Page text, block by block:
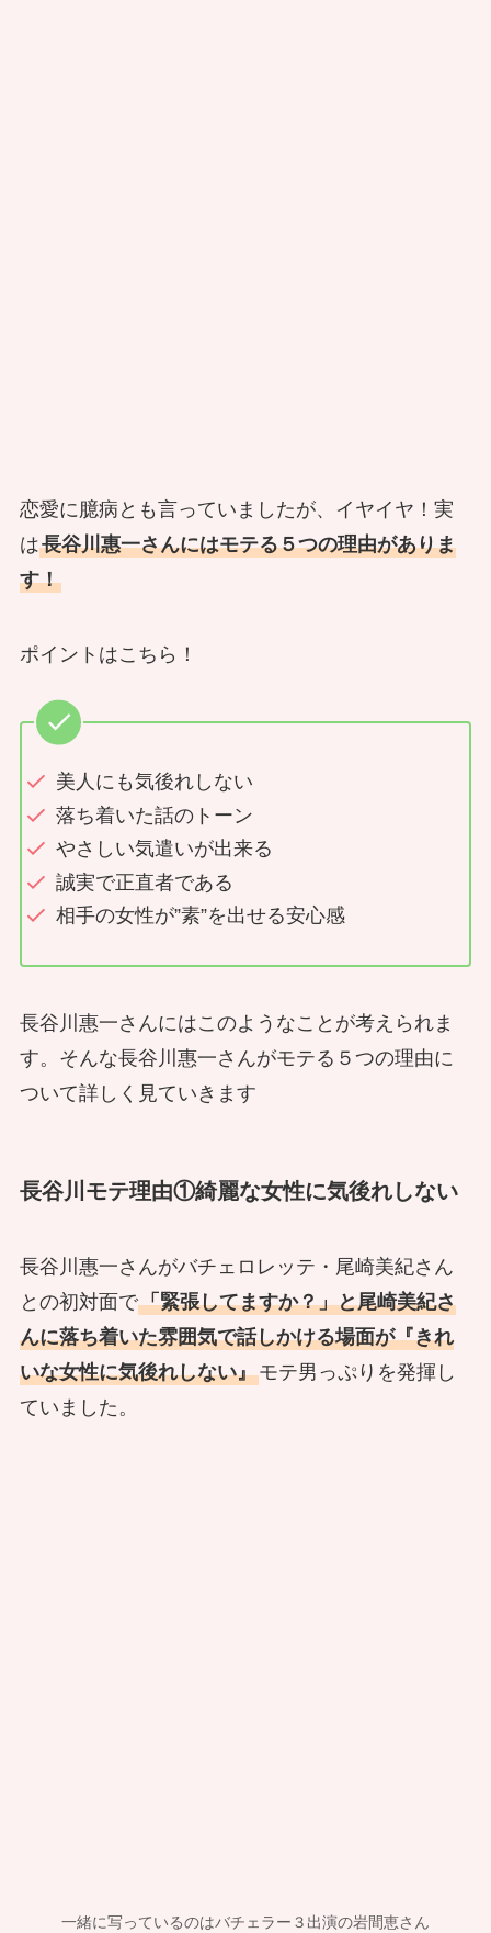
恋愛に臆病とも言っていましたが、イヤイヤ！実
は長谷川惠一さんにはモテる５つの理由がありま
す！
ポイントはこちら！
美人にも気後れしない
落ち着いた話のトーン
やさしい気遣いが出来る
誠実で正直者である
相手の女性が”素”を出せる安心感
長谷川惠一さんにはこのようなことが考えられま
す。そんな長谷川惠一さんがモテる５つの理由に
ついて詳しく見ていきます
長谷川モテ理由①綺麗な女性に気後れしない
長谷川惠一さんがバチェロレッテ・尾崎美紀さん
との初対面で「緊張してますか？」と尾崎美紀さ
んに落ち着いた雰囲気で話しかける場面が『きれ
いな女性に気後れしない』モテ男っぷりを発揮し
ていました。
一緒に写っているのはバチェラー３出演の岩間恵さん